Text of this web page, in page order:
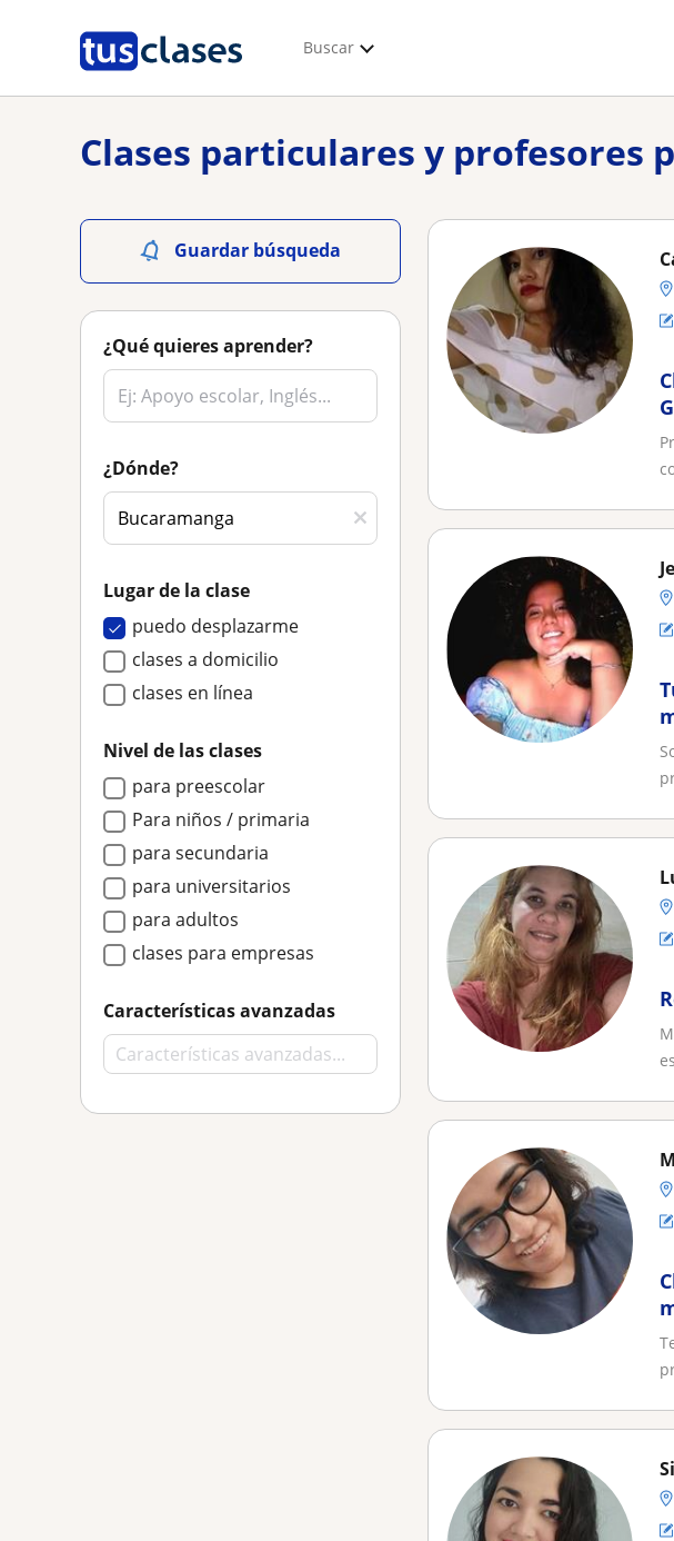
Buscar
Clases particulares y profesores
Guardar búsqueda
¿Qué quieres aprender?
¿Dónde?
Lugar de la clase
puedo desplazarme
clases a domicilio
clases en línea
Nivel de las clases
para preescolar
Para niños / primaria
para secundaria
para universitarios
para adultos
clases para empresas
Características avanzadas